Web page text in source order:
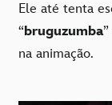
Ele até tenta
“bruguzumba
na animação.